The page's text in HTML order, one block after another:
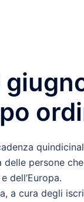
persone
dell’Europa.
a cura degli